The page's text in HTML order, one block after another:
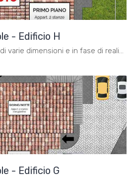
- Edificio H
Appartamenti di pregio di varie dimensioni e in fase di realizzazione in vendita
- Edificio G